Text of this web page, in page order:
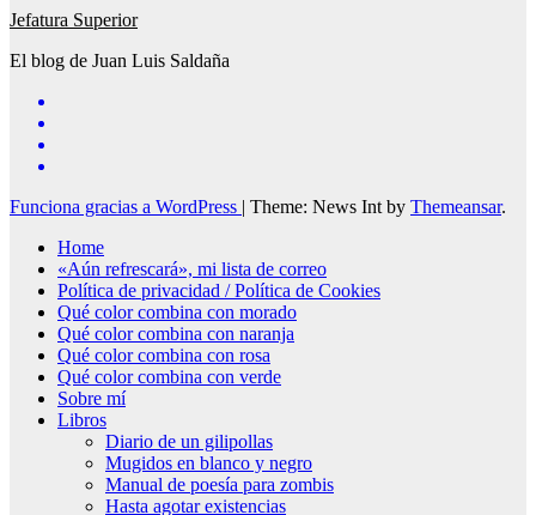
Jefatura Superior
El blog de Juan Luis Saldaña
Funciona gracias a WordPress | Theme: News Int by Themeansar.
Home
«Aún refrescará», mi lista de correo
Política de privacidad / Política de Cookies
Qué color combina con morado
Qué color combina con naranja
Qué color combina con rosa
Qué color combina con verde
Sobre mí
Libros
Diario de un gilipollas
Mugidos en blanco y negro
Manual de poesía para zombis
Hasta agotar existencias